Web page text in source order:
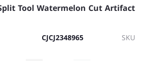
Tool Watermelon Cut Artifact
SKU
CJCJ2348965